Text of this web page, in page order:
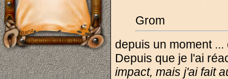
Grom
depuis un moment
Depuis que je l'ai
impact, mais j'ai fait